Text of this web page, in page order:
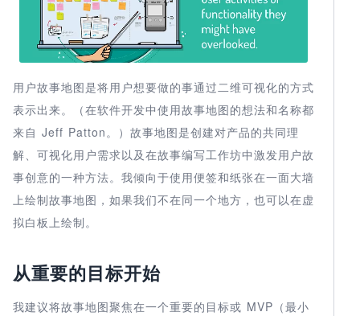
用户故事地图是将用户想要做的事通过二维可视化的方式
表示出来。（在软件开发中使用故事地图的想法和名称都
来自 Jeff Patton。）故事地图是创建对产品的共同理
解、可视化用户需求以及在故事编写工作坊中激发用户故
事创意的一种方法。我倾向于使用便签和纸张在一面大墙
上绘制故事地图，如果我们不在同一个地方，也可以在虚
拟白板上绘制。
从重要的目标开始
我建议将故事地图聚焦在一个重要的目标或 MVP（最小